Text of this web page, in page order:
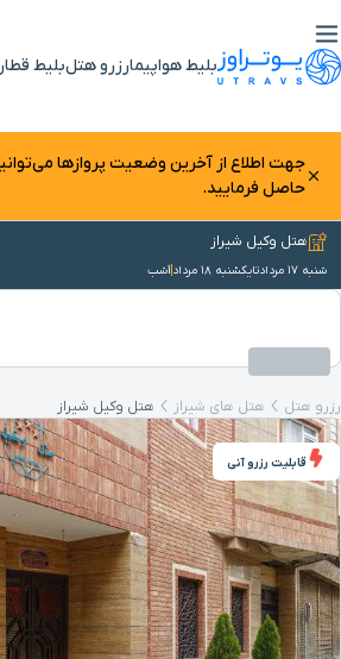
بلیط هواپیمارزرو هتلبلیط قطار
حاصل فرمایید.
هتل وکیل شیراز
شنبه ۱۷ مرداد تایکشنبه ۱۸ مرداد 1شب
رزرو هتل هتل‌ های شیراز هتل وکیل شیراز
قابلیت رزرو آنی